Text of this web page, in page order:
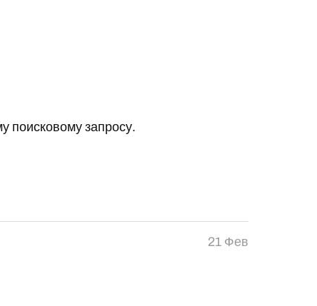
поисковому запросу.
21 Фев